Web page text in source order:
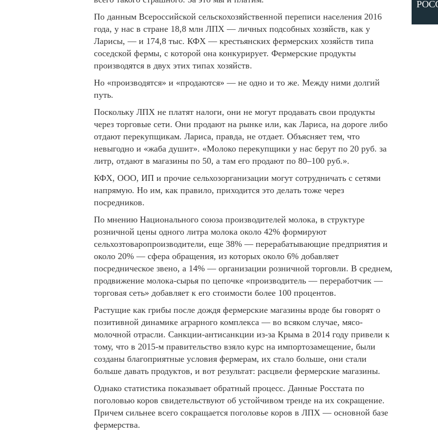
По данным Всероссийской сельскохозяйственной переписи населения 2016
года, у нас в стране 18,8 млн ЛПХ — личных подсобных хозяйств, как у
Ларисы, — и 174,8 тыс. КФХ — крестьянских фермерских хозяйств типа
соседской фермы, с которой она конкурирует. Фермерские продукты
производятся в двух этих типах хозяйств.
Но «производятся» и «продаются» — не одно и то же. Между ними долгий
путь.
Поскольку ЛПХ не платят налоги, они не могут продавать свои продукты
через торговые сети. Они продают на рынке или, как Лариса, на дороге либо
отдают перекупщикам. Лариса, правда, не отдает. Объясняет тем, что
невыгодно и «жаба душит». «Молоко перекупщики у нас берут по 20 руб. за
литр, отдают в магазины по 50, а там его продают по 80–100 руб.».
КФХ, ООО, ИП и прочие сельхозорганизации могут сотрудничать с сетями
напрямую. Но им, как правило, приходится это делать тоже через
посредников.
По мнению Национального союза производителей молока, в структуре
розничной цены одного литра молока около 42% формируют
сельхозтоваропроизводители, еще 38% — перерабатывающие предприятия и
около 20% — сфера обращения, из которых около 6% добавляет
посредническое звено, а 14% — организации розничной торговли. В среднем,
продвижение молока-сырья по цепочке «производитель — переработчик —
торговая сеть» добавляет к его стоимости более 100 процентов.
Растущие как грибы после дождя фермерские магазины вроде бы говорят о
позитивной динамике аграрного комплекса — во всяком случае, мясо-
молочной отрасли. Санкции-антисанкции из-за Крыма в 2014 году привели к
тому, что в 2015-м правительство взяло курс на импортозамещение, были
созданы благоприятные условия фермерам, их стало больше, они стали
больше давать продуктов, и вот результат: расцвели фермерские магазины.
Однако статистика показывает обратный процесс. Данные Росстата по
поголовью коров свидетельствуют об устойчивом тренде на их сокращение.
Причем сильнее всего сокращается поголовье коров в ЛПХ — основной базе
фермерства.